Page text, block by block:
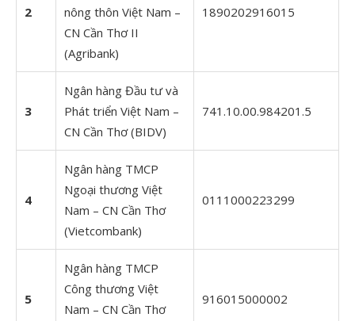
2
nông thôn Việt Nam –
CN Cần Thơ II
(Agribank)
1890202916015
3
Ngân hàng Đầu tư và
Phát triển Việt Nam –
CN Cần Thơ (BIDV)
741.10.00.984201.5
4
Ngân hàng TMCP
Ngoại thương Việt
Nam – CN Cần Thơ
(Vietcombank)
0111000223299
5
Ngân hàng TMCP
Công thương Việt
Nam – CN Cần Thơ
916015000002